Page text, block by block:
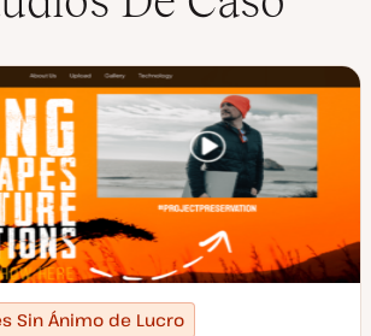
Sin Ánimo de Lucro